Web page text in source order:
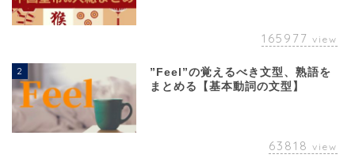
165977 view
2
”Feel”の覚えるべき文型、熟語を
まとめる【基本動詞の文型】
63818 view